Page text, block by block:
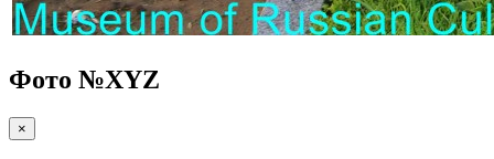
Фото №XYZ
×